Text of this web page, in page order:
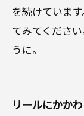
を続けていま
てみてくださ
うに。
リールにかか